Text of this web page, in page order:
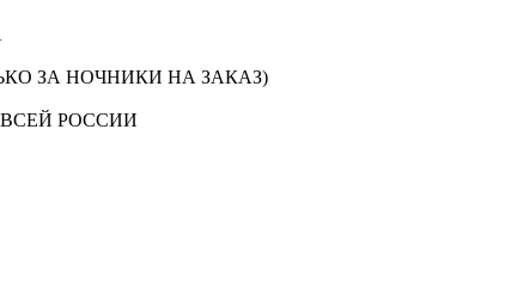
ЗА НОЧНИКИ НА ЗАКАЗ)
РОССИИ